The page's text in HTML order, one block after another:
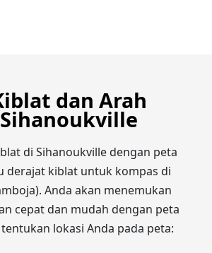
dan Arah
di Sihanoukville dengan peta
derajat kiblat untuk kompas di
Anda akan menemukan
cepat dan mudah dengan peta
lokasi Anda pada peta: